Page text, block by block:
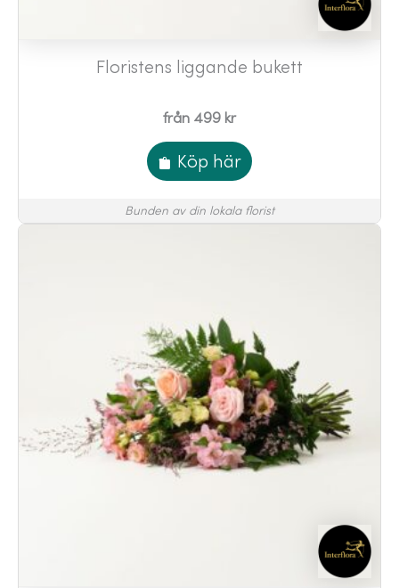
Floristens liggande bukett
från 499 kr
Köp här
Bunden av din lokala florist